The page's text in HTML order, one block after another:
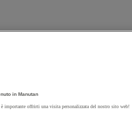
carrello un prodotto:
in Manutan
importante offrirti una visita personalizzata del nostro sito web!